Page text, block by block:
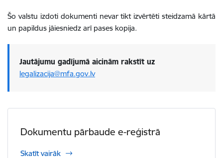
Šo valstu izdoti dokumenti nevar tikt izvērtēti steidzamā kārtā
un papildus jāiesniedz arī pases kopija.
Jautājumu gadījumā aicinām rakstīt uz
legalizacija@mfa.gov.lv
Dokumentu pārbaude e-reģistrā
Skatīt vairāk